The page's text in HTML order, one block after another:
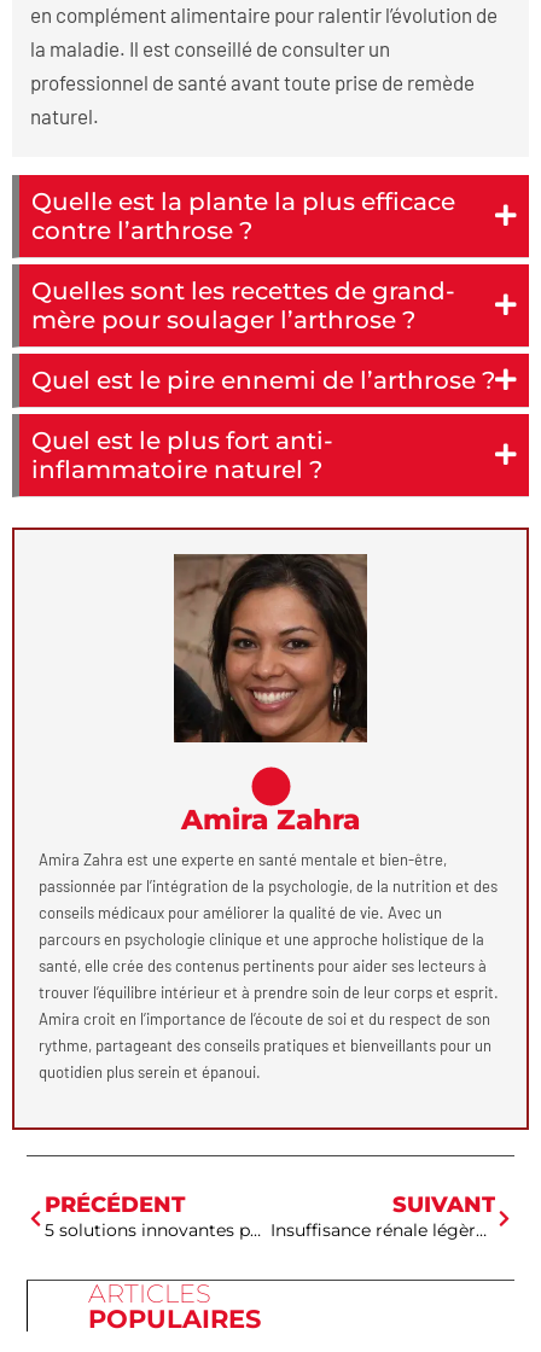
en complément alimentaire pour ralentir l’évolution de
la maladie. Il est conseillé de consulter un
professionnel de santé avant toute prise de remède
naturel.
Quelle est la plante la plus efficace
contre l’arthrose ?
Quelles sont les recettes de grand-
mère pour soulager l’arthrose ?
Quel est le pire ennemi de l’arthrose ?
Quel est le plus fort anti-
inflammatoire naturel ?
Amira Zahra
Amira Zahra est une experte en santé mentale et bien-être,
passionnée par l’intégration de la psychologie, de la nutrition et des
conseils médicaux pour améliorer la qualité de vie. Avec un
parcours en psychologie clinique et une approche holistique de la
santé, elle crée des contenus pertinents pour aider ses lecteurs à
trouver l’équilibre intérieur et à prendre soin de leur corps et esprit.
Amira croit en l’importance de l’écoute de soi et du respect de son
rythme, partageant des conseils pratiques et bienveillants pour un
quotidien plus serein et épanoui.
PRÉCÉDENT
5 solutions innovantes pour améliorer le quotidien des résidents en EHPAD
SUIVANT
Insuffisance rénale légère : ces signes insidieux qui passent inaperçus
ARTICLES
POPULAIRES